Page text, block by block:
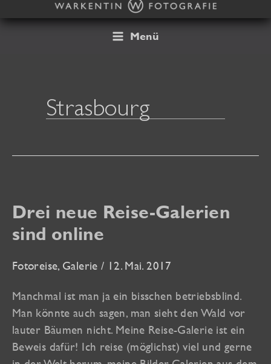
Inhalt
Menü
Strasbourg
Drei neue Reise-Galerien
sind online
Fotoreise, Galerie / 12. Mai. 2017
Manchmal ist man ja ein bisschen betriebsblind.
Man könnte auch sagen, man sieht den Wald vor
lauter Bäumen nicht. Meine Reise-Galerie ist ein
Beweis dafür! Ich reise (möglichst) viel und gerne